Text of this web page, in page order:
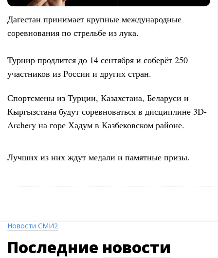
Дагестан принимает крупные международные
соревнования по стрельбе из лука.
Турнир продлится до 14 сентября и соберёт 250
участников из России и других стран.
Спортсмены из Турции, Казахстана, Беларуси и
Кыргызстана будут соревноваться в дисциплине 3D-
Archery на горе Хадум в Казбековском районе.
Лучших из них ждут медали и памятные призы.
Новости СМИ2
Последние новости